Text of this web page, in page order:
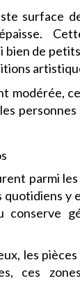
surface
bien de
modérée,
parmi
quotidiens y
les
ces